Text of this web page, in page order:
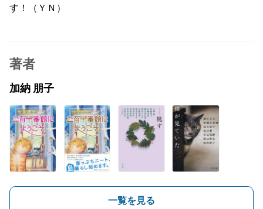
す！（ＹＮ）
著者
加納 朋子
一覧を見る